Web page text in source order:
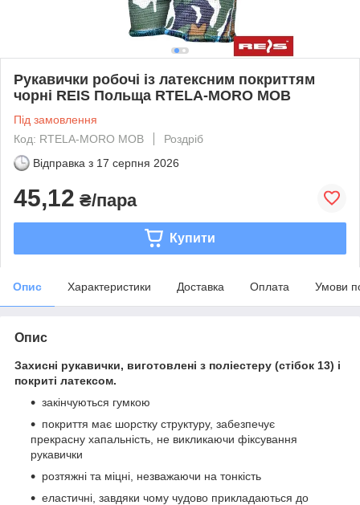
Рукавички робочі із латексним покриттям
чорні REIS Польща RTELA-MORO MOB
Під замовлення
Код: RTELA-MORO MOB
Роздріб
Відправка з 17 серпня 2026
45,12 ₴/пара
Купити
Опис Характеристики Доставка Оплата Умови
Опис
Захисні рукавички, виготовлені з поліестеру (стібок 13) і
покриті латексом.
закінчуються гумкою
покриття має шорстку структуру, забезпечує
прекрасну хапальність, не викликаючи фіксування
рукавички
розтяжні та міцні, незважаючи на тонкість
еластичні, завдяки чому чудово прикладаються до